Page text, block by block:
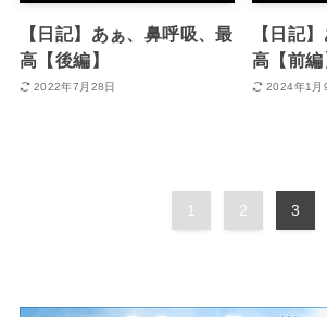
【日記】あぁ、鼻呼吸、最
高【後編】
2022年7月28日
【日記
高【前編
2024年1月
1 2 3